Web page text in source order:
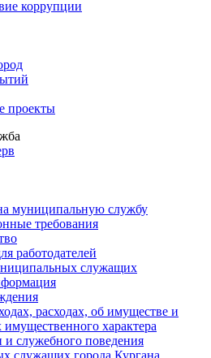
коррупции
проекты
муниципальную службу
требования
работодателей
служащих
расходах, об имуществе и
имущественного характера
и служебного поведения